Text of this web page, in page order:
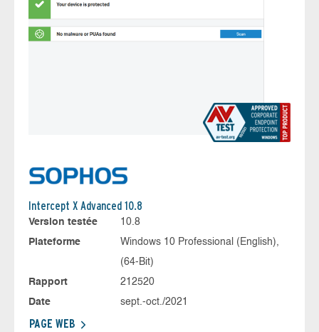
Intercept X Advanced 10.8
Version testée
10.8
Plateforme
Windows 10 Professional (English),
(64-Bit)
Rapport
212520
Date
sept.-oct./2021
PAGE WEB